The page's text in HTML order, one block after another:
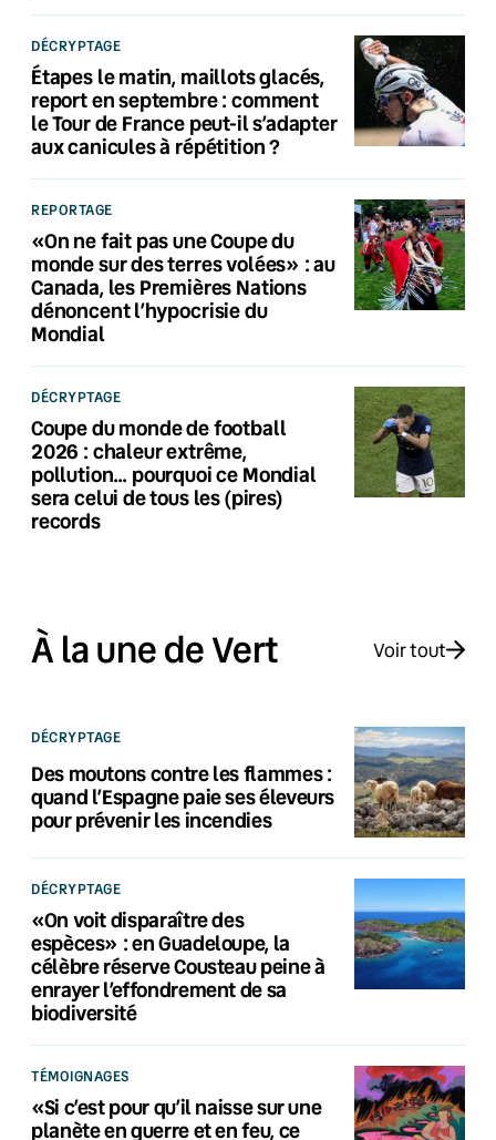
DÉCRYPTAGE
Étapes le matin, maillots glacés,
report en septembre : comment
le Tour de France peut-il s’adapter
aux canicules à répétition ?
REPORTAGE
«On ne fait pas une Coupe du
monde sur des terres volées» : au
Canada, les Premières Nations
dénoncent l’hypocrisie du
Mondial
DÉCRYPTAGE
Coupe du monde de football
2026 : chaleur extrême,
pollution… pourquoi ce Mondial
sera celui de tous les (pires)
records
À la une de Vert Voir tout
DÉCRYPTAGE
Des moutons contre les flammes :
quand l’Espagne paie ses éleveurs
pour prévenir les incendies
DÉCRYPTAGE
«On voit disparaître des
espèces» : en Guadeloupe, la
célèbre réserve Cousteau peine à
enrayer l’effondrement de sa
biodiversité
TÉMOIGNAGES
«Si c’est pour qu’il naisse sur une
planète en guerre et en feu, ce